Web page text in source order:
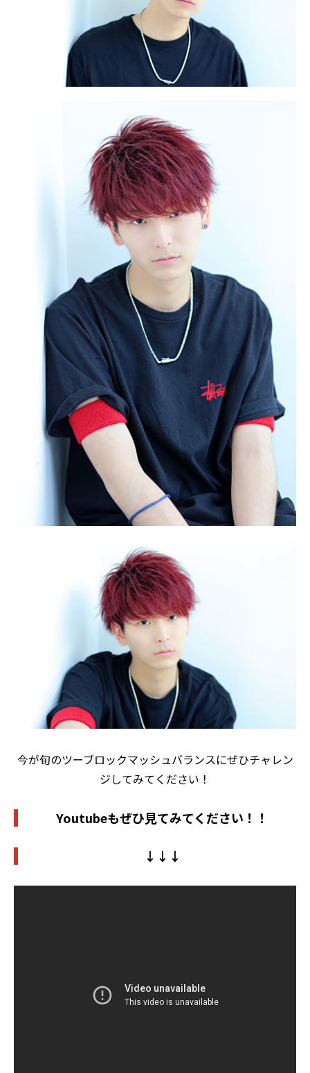
今が旬のツーブロックマッシュバランスにぜひチャレン
ジしてみてください！
Youtubeもぜひ見てみてください！！
↓↓↓